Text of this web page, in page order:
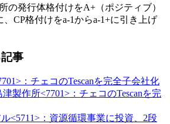
の発行体格付けをA+（ポジティブ）
CP格付けをa-1からa-1+に引き上げ
事
津製作所<7701>：チェコのTescanを完